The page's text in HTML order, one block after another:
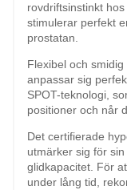
rovdriftsinstinkt
stimulerar perfekt
prostatan.
Flexibel och
anpassar sig
SPOT-teknologi,
positioner och når
Det certifierade
utmärker sig för
glidkapacitet. För
under lång tid,